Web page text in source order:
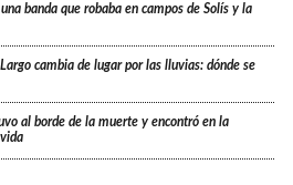
banda que robaba en campos de Solís y la
cambia de lugar por las lluvias: dónde se
al borde de la muerte y encontró en la